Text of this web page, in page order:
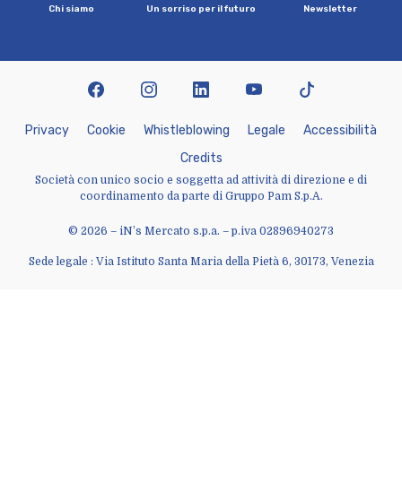
Chi siamo Un sorriso per ilfuturo Newsletter
© 2026 – iN’s Mercato s.p.a. – p.iva 02896940273
Sede legale : Via Istituto Santa Maria della Pietà 6, 30173, Venezia
Privacy Cookie Whist eb owing Lega e Accessibi ità
Credits
Società con unico socio e soggetta ad attività di direzione e di
coordinamento da parte di Gruppo Pam S.p.A.
facebookinstagram linkedin youtubetiktok